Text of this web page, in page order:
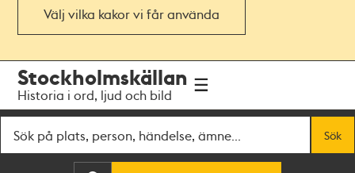
Välj vilka kakor vi får använda
navigationen
huvudinnehållet
Stockholmskällan
Historia i ord, ljud och bild
Sök